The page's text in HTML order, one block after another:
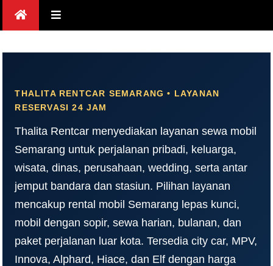
THALITA RENTCAR SEMARANG • LAYANAN
RESERVASI 24 JAM
Thalita Rentcar menyediakan layanan sewa mobil
Semarang untuk perjalanan pribadi, keluarga,
wisata, dinas, perusahaan, wedding, serta antar
jemput bandara dan stasiun. Pilihan layanan
mencakup rental mobil Semarang lepas kunci,
mobil dengan sopir, sewa harian, bulanan, dan
paket perjalanan luar kota. Tersedia city car, MPV,
Innova, Alphard, Hiace, dan Elf dengan harga